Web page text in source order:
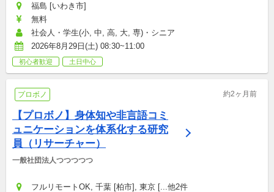
福島 [いわき市]
無料
社会人・学生(小, 中, 高, 大, 専)・シニア
2026年8月29日(土) 08:30~11:00
初心者歓迎 土日中心
プロボノ 約2ヶ月前
【プロボノ】身体知や非言語コミ
ュニケーションを体系化する研究
員（リサーチャー）
一般社団法人つつつつつ
フルリモートOK, 千葉 [柏市], 東京 [...他2件